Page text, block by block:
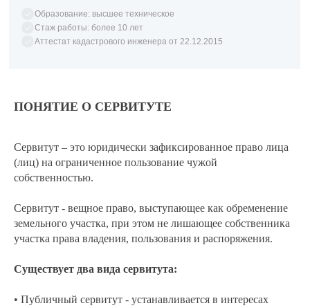
Образование: высшее техническое
Стаж работы: более 10 лет
Аттестат кадастрового инженера от 22.12.2015
ПОНЯТИЕ О СЕРВИТУТЕ
Сервитут – это юридически зафиксированное право лица
(лиц) на ограниченное пользование чужой
собственностью.
Сервитут - вещное право, выступающее как обременение
земельного участка, при этом не лишающее собственника
участка права владения, пользования и распоряжения.
Существует два вида сервитута:
• Публичный сервитут - устанавливается в интересах